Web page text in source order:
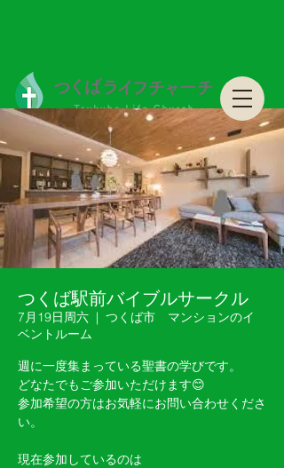
つくばライフチャーチ Tsukuba Life Church
つくばライフチャーチ Tsukuba Life Church
つくば駅前バイブルサークル
7月19日周六
  |
つくば市 マンションのイ
ベントルーム
週に一度集まっている聖書の学びです。
どなたでもご参加いただけます😊
参加希望の方はお気軽にお問い合わせくださ
い。
現在参加しているのは